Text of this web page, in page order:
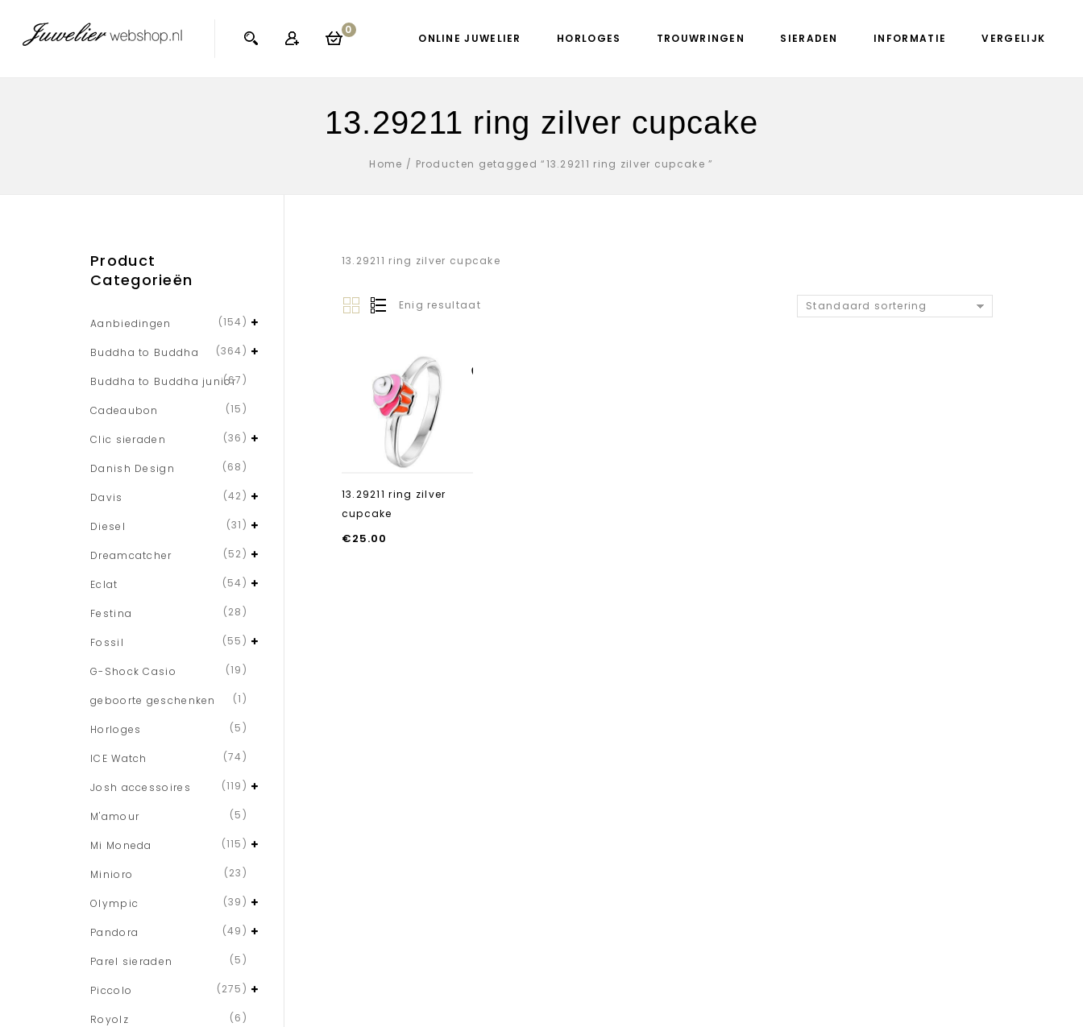
0
ONLINE JUWELIER HORLOGES TROUWRINGEN SIERADEN INFORMATIE VERGELIJK
13.29211 ring zilver cupcake
Home / Producten getagged “13.29211 ring zilver cupcake ”
13.29211 ring zilver cupcake
Enig resultaat Standaard sortering
13.29211 ring zilver
cupcake
€25.00
Product
Categorieën
Aanbiedingen (154)
Buddha to Buddha (364)
Buddha to Buddha junior(67)
Cadeaubon (15)
Clic sieraden (36)
Danish Design (68)
Davis (42)
Diesel (31)
Dreamcatcher (52)
Eclat (54)
Festina (28)
Fossil (55)
G-Shock Casio (19)
geboorte geschenken (1)
Horloges (5)
ICE Watch (74)
Josh accessoires (119)
M'amour (5)
Mi Moneda (115)
Minioro (23)
Olympic (39)
Pandora (49)
Parel sieraden (5)
Piccolo (275)
Royolz (6)